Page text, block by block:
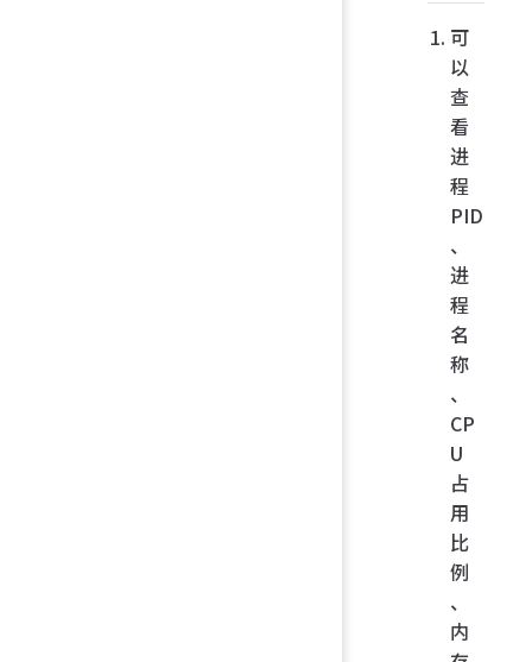
可
以
查
看
进
程
PID
、
进
程
名
称
、
CP
U
占
用
比
例
、
内